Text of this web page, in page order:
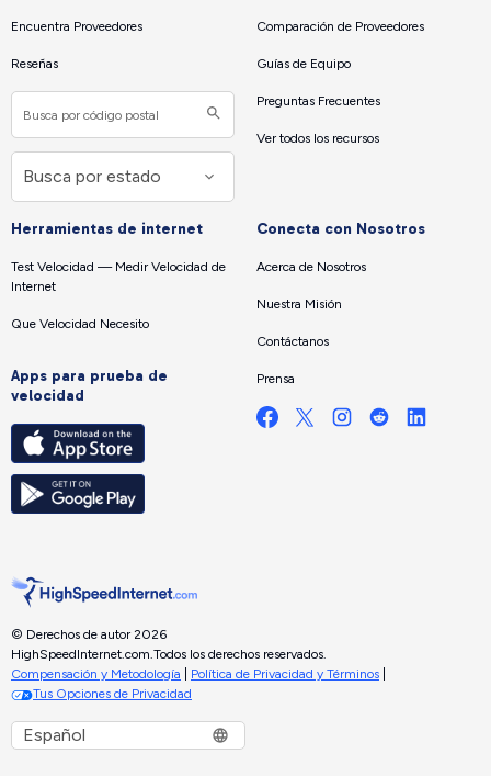
Encuentra Proveedores
Reseñas
Comparación de Proveedores
Guías de Equipo
Preguntas Frecuentes
Ver todos los recursos
Herramientas de internet
Test Velocidad — Medir Velocidad de
Internet
Que Velocidad Necesito
Apps para prueba de
velocidad
Conecta con Nosotros
Acerca de Nosotros
Nuestra Misión
Contáctanos
Prensa
© Derechos de autor 2026
HighSpeedInternet.com. Todos los derechos reservados.
Compensación y Metodología
Política de Privacidad y Términos
Tus Opciones de Privacidad